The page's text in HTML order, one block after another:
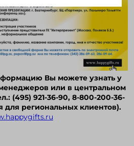
Вы можете узнать у
или в центральном
(495) 921-36-90, 8-800-200-36-
для региональных клиентов).